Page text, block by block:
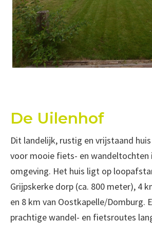
De Uilenhof
Dit landelijk, rustig en vrijstaand
voor mooie fiets- en wandeltochten
omgeving. Het huis ligt op
Grijpskerke dorp (ca. 800 meter), 4
en 8 km van Oostkapelle/Domburg.
prachtige wandel- en fietsroutes